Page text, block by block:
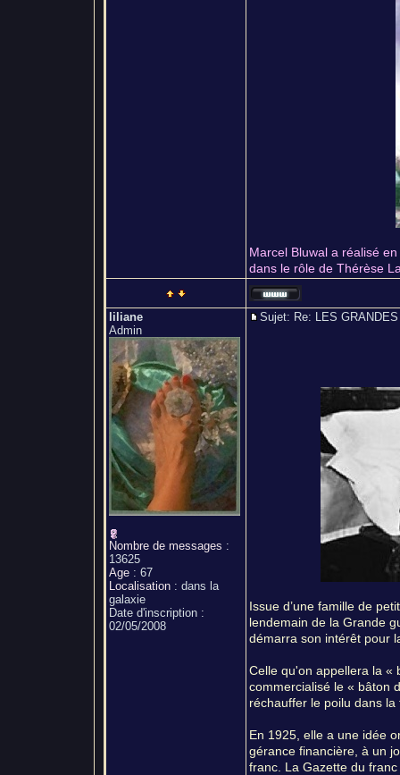
Marcel Bluwal a réalisé
dans le rôle de Thérèse
liliane
Admin
Nombre de messages :
13625
Age: 67
Localisation: dans la
galaxie
Date d'inscription :
02/05/2008
Sujet: Re: LES
Issue d’une famille de
lendemain de la Grande
démarra son intérêt pour
Celle qu'on appellera la «
commercialisé le « bâton
réchauffer le poilu dans
En 1925, elle a une idée
gérance financière, à un
franc. La Gazette du